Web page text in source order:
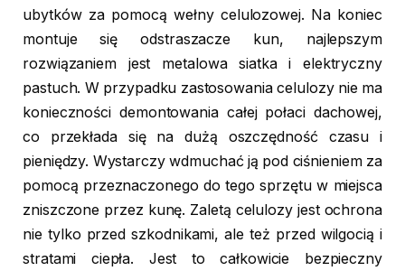
ubytków za pomocą wełny celulozowej. Na koniec
montuje się odstraszacze kun, najlepszym
rozwiązaniem jest metalowa siatka i elektryczny
pastuch. W przypadku zastosowania celulozy nie ma
konieczności demontowania całej połaci dachowej,
co przekłada się na dużą oszczędność czasu i
pieniędzy. Wystarczy wdmuchać ją pod ciśnieniem za
pomocą przeznaczonego do tego sprzętu w miejsca
zniszczone przez kunę. Zaletą celulozy jest ochrona
nie tylko przed szkodnikami, ale też przed wilgocią i
stratami ciepła. Jest to całkowicie bezpieczny